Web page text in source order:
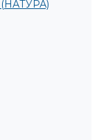
(НАТУРА)